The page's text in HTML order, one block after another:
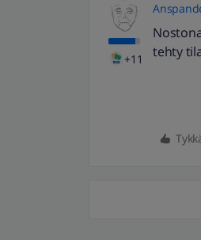
+11
tehty